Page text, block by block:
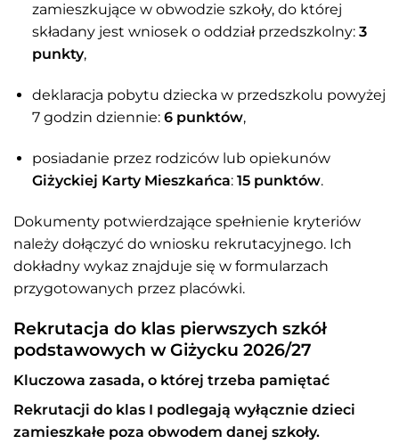
zamieszkujące w obwodzie szkoły, do której
składany jest wniosek o oddział przedszkolny: 3
punkty,
deklaracja pobytu dziecka w przedszkolu powyżej
7 godzin dziennie: 6 punktów,
posiadanie przez rodziców lub opiekunów
Giżyckiej Karty Mieszkańca: 15 punktów.
Dokumenty potwierdzające spełnienie kryteriów
należy dołączyć do wniosku rekrutacyjnego. Ich
dokładny wykaz znajduje się w formularzach
przygotowanych przez placówki.
Rekrutacja do klas pierwszych szkół
podstawowych w Giżycku 2026/27
Kluczowa zasada, o której trzeba pamiętać
Rekrutacji do klas I podlegają wyłącznie dzieci
zamieszkałe poza obwodem danej szkoły.